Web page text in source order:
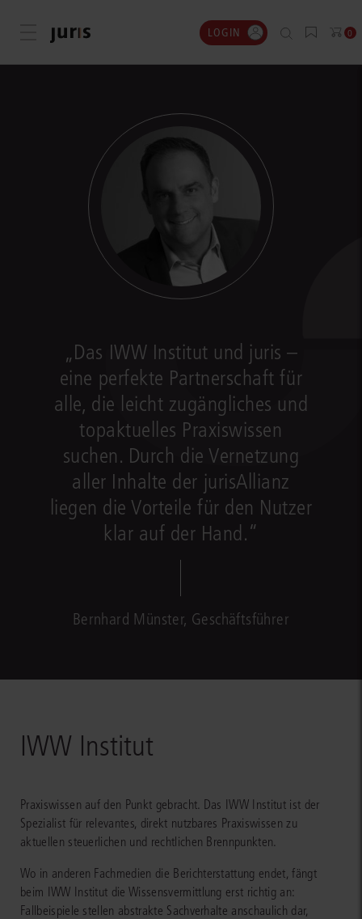
Menü öffnen LOGIN 0
„Das IWW Institut und juris –
eine perfekte Partnerschaft für
alle, die leicht zugängliches und
topaktuelles Praxiswissen
suchen. Durch die Vernetzung
aller Inhalte der jurisAllianz
liegen die Vorteile für den Nutzer
klar auf der Hand.“
Bernhard Münster, Geschäftsführer
IWW Institut
Praxiswissen auf den Punkt gebracht. Das IWW Institut ist der
Spezialist für relevantes, direkt nutzbares Praxiswissen zu
aktuellen steuerlichen und rechtlichen Brennpunkten.
Wo in anderen Fachmedien die Berichterstattung endet, fängt
beim IWW Institut die Wissensvermittlung erst richtig an:
Fallbeispiele stellen abstrakte Sachverhalte anschaulich dar,